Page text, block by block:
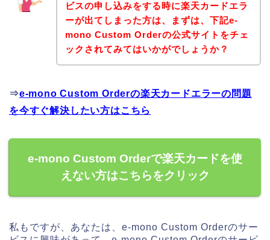
ビスの申し込みをする時に楽天カードエラ
ーが出てしまった方は、まずは、下記e-
mono Custom Orderの公式サイトをチェ
ックされてみてはいかがでしょうか？
⇒e-mono Custom Orderの楽天カードエラーの問題
を今すぐ解決したい方はこちら
e-mono Custom Orderで楽天カードを使
えない方はこちらをクリック
私もですが、あなたは、e-mono Custom Orderのサー